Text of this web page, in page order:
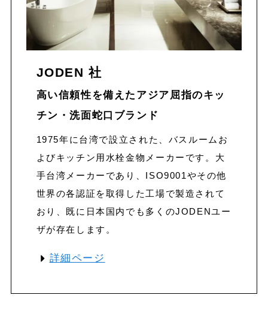
JODEN 社
高い信頼性を備えたアジア屈指のキッ
チン・洗面蛇口ブランド
1975年に台湾で設立された、バスルームお
よびキッチン用水栓金物メーカーです。大
手台湾メーカーであり、ISO9001やその他
世界の各認証を取得した工場で製造されて
おり、既に日本国内でも多くのJODENユー
ザが存在します。
詳細ページ